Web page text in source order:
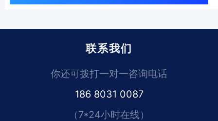
联系我们
你还可拨打一对一咨询电话
186 8031 0087
（7*24小时在线）